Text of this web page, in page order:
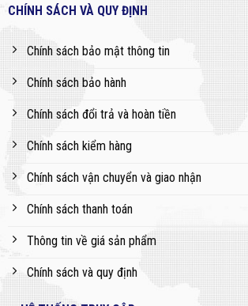
CHÍNH SÁCH VÀ QUY ĐỊNH
Chính sách bảo mật thông tin
Chính sách bảo hành
Chính sách đổi trả và hoàn tiền
Chính sách kiểm hàng
Chính sách vận chuyển và giao nhận
Chính sách thanh toán
Thông tin về giá sản phẩm
Chính sách và quy định